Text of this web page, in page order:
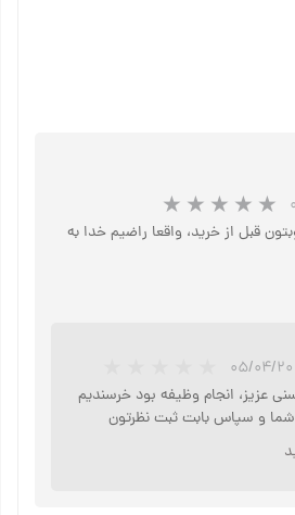
قبل از خرید، واقعا راضیم خدا به
۰۵/۰۴/۲۰
عزیز، انجام وظیفه بود خرسندیم
و سپاس بابت ثبت نظرتون